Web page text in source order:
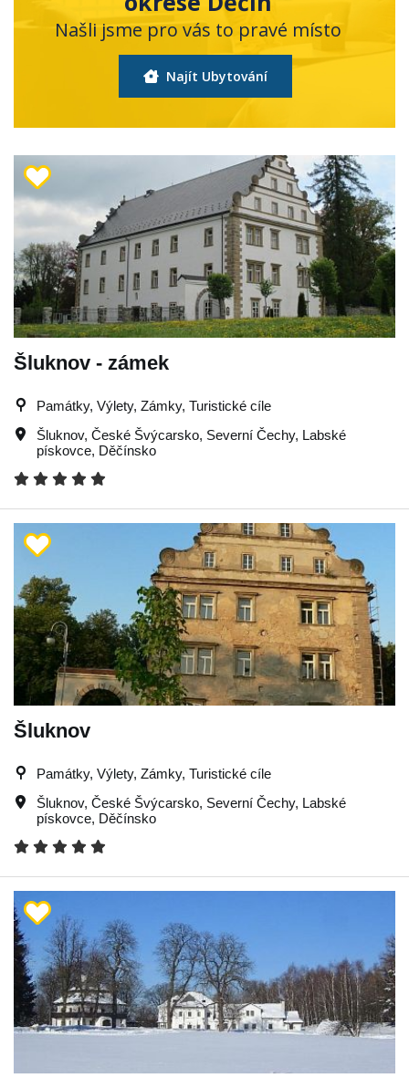
Našli jsme pro vás to pravé místo
Najít Ubytování
Šluknov - zámek
Památky, Výlety, Zámky, Turistické cíle
Šluknov, České Švýcarsko, Severní Čechy, Labské
pískovce, Děčínsko
Šluknov
Památky, Výlety, Zámky, Turistické cíle
Šluknov, České Švýcarsko, Severní Čechy, Labské
pískovce, Děčínsko